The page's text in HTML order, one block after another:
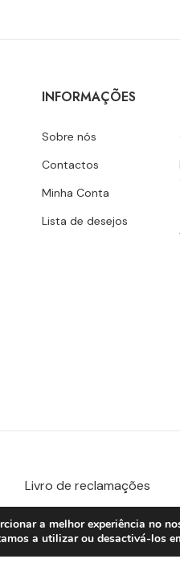
INFORMAÇÕES
Sobre nós
Contactos
Minha Conta
Lista de desejos
Livro de reclamações
a melhor experiência no
a utilizar ou desactivá-los